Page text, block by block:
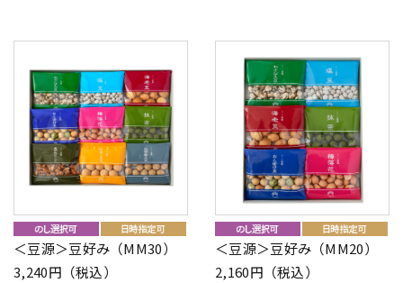
＜豆源＞豆好み（MM30）
3,240円（税込）
＜豆源＞豆好み（MM20）
2,160円（税込）